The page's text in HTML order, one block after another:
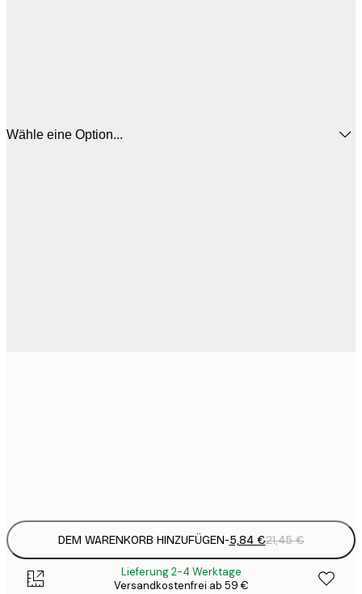
Wähle eine Option...
DEM WARENKORB HINZUFÜGEN-5,84 €21,45 €
Lieferung 2-4 Werktage
Versandkostenfrei ab 59 €